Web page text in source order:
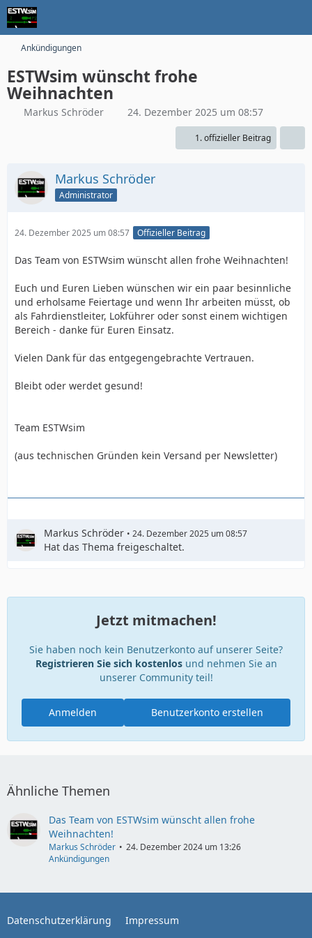
Ankündigungen
ESTWsim wünscht frohe
Weihnachten
Markus Schröder 24. Dezember 2025 um 08:57
1. offizieller Beitrag
Markus Schröder
Administrator
24. Dezember 2025 um 08:57 Offizieller Beitrag
Das Team von ESTWsim wünscht allen frohe Weihnachten!
Euch und Euren Lieben wünschen wir ein paar besinnliche
und erholsame Feiertage und wenn Ihr arbeiten müsst, ob
als Fahrdienstleiter, Lokführer oder sonst einem wichtigen
Bereich - danke für Euren Einsatz.
Vielen Dank für das entgegengebrachte Vertrauen.
Bleibt oder werdet gesund!
Team ESTWsim
(aus technischen Gründen kein Versand per Newsletter)
Markus Schröder 24. Dezember 2025 um 08:57
Hat das Thema freigeschaltet.
Jetzt mitmachen!
Sie haben noch kein Benutzerkonto auf unserer Seite?
Registrieren Sie sich kostenlosund nehmen Sie an
unserer Community teil!
Benutzerkonto erstellen
Anmelden
Ähnliche Themen
Das Team von ESTWsim wünscht allen frohe
Weihnachten!
Markus Schröder
24. Dezember 2024 um 13:26
Ankündigungen
Datenschutzerklärung Impressum